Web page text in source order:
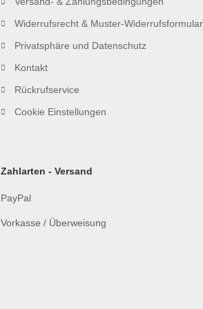
Widerrufsrecht & Muster-Widerrufsformular
Privatsphäre und Datenschutz
Kontakt
Rückrufservice
Cookie Einstellungen
Zahlarten - Versand
PayPal
Vorkasse / Überweisung